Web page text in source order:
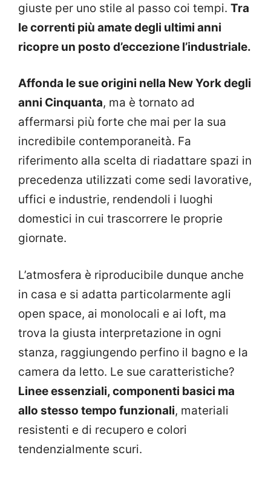
giuste per uno stile al passo coi tempi. Tra
le correnti più amate degli ultimi anni
ricopre un posto d’eccezione l’industriale.
Affonda le sue origini nella New York degli
anni Cinquanta, ma è tornato ad
affermarsi più forte che mai per la sua
incredibile contemporaneità. Fa
riferimento alla scelta di riadattare spazi in
precedenza utilizzati come sedi lavorative,
uffici e industrie, rendendoli i luoghi
domestici in cui trascorrere le proprie
giornate.
L’atmosfera è riproducibile dunque anche
in casa e si adatta particolarmente agli
open space, ai monolocali e ai loft, ma
trova la giusta interpretazione in ogni
stanza, raggiungendo perfino il bagno e la
camera da letto. Le sue caratteristiche?
Linee essenziali, componenti basici ma
allo stesso tempo funzionali, materiali
resistenti e di recupero e colori
tendenzialmente scuri.